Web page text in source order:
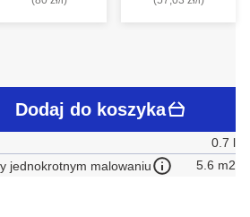
Dodaj do koszyka
0.7 l
jednokrotnym malowaniu
5.6 m2